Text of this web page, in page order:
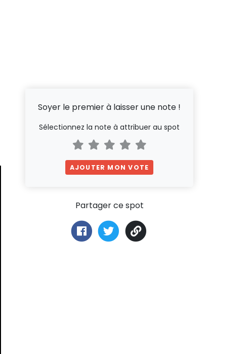
Soyer le premier à laisser une note !
Sélectionnez la note à attribuer au spot
AJOUTER MON VOTE
Partager ce spot